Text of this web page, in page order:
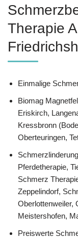
Therapie
Einmalige
Biomag
Eriskirch,
Kressbronn
Oberteuringen,
Pferdetherapie,
Schmerz
Zeppelindorf,
Oberlottenweiler,
Meistershofen,
Preiswerte